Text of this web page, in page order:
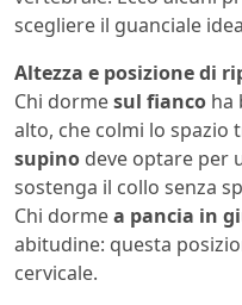
scegliere il guanciale
Altezza e posizione di
Chi dormesul fianco ha
alto, che colmi lo spazio
supino deve optare per
sostenga il collo senza
Chi dormea pancia in
abitudine: questa
cervicale.